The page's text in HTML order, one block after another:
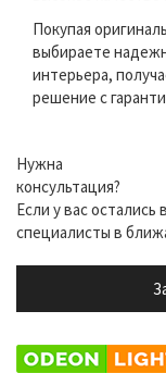
Покупая
выбираете
интерьера,
решение с
Нужна
консультация?
Если у вас
специалисты в